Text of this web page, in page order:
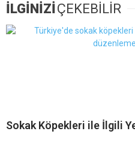
İLGİNİZİ ÇEKEBİLİR
Sokak Köpekleri ile İlgili